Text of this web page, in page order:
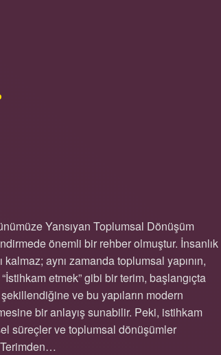
Yansıyan Toplumsal Dönüşüm
önemli bir rehber olmuştur. İnsanlık
aynı zamanda toplumsal yapının,
etmek” gibi bir terim, başlangıçta
ve bu yapıların modern
bir anlayış sunabilir. Peki, istihkam
süreçler ve toplumsal dönüşümler